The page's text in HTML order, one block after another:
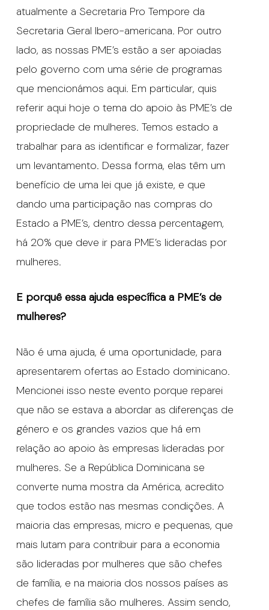
atualmente a Secretaria Pro Tempore da
Secretaria Geral Ibero-americana. Por outro
lado, as nossas PME’s estão a ser apoiadas
pelo governo com uma série de programas
que mencionámos aqui. Em particular, quis
referir aqui hoje o tema do apoio às PME’s de
propriedade de mulheres. Temos estado a
trabalhar para as identificar e formalizar, fazer
um levantamento. Dessa forma, elas têm um
benefício de uma lei que já existe, e que
dando uma participação nas compras do
Estado a PME’s, dentro dessa percentagem,
há 20% que deve ir para PME’s lideradas por
mulheres.
E porquê essa ajuda específica a PME’s de
mulheres?
Não é uma ajuda, é uma oportunidade, para
apresentarem ofertas ao Estado dominicano.
Mencionei isso neste evento porque reparei
que não se estava a abordar as diferenças de
género e os grandes vazios que há em
relação ao apoio às empresas lideradas por
mulheres. Se a República Dominicana se
converte numa mostra da América, acredito
que todos estão nas mesmas condições. A
maioria das empresas, micro e pequenas, que
mais lutam para contribuir para a economia
são lideradas por mulheres que são chefes
de família, e na maioria dos nossos países as
chefes de família são mulheres. Assim sendo,